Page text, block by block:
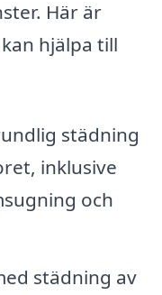
Här är
hjälpa till
städning
inklusive
och
städning av